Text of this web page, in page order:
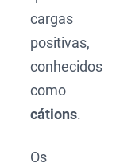
cargas
positivas,
conhecidos
como
cátions.
Os